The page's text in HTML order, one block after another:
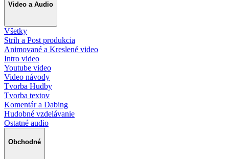
Video a Audio
Všetky
Strih a Post produkcia
Animované a Kreslené video
Intro video
Youtube video
Video návody
Tvorba Hudby
Tvorba textov
Komentár a Dabing
Hudobné vzdelávanie
Ostatné audio
Obchodné